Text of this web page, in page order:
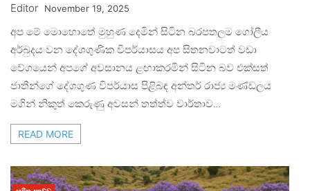
Editor November 19, 2025
අප මේ මොහොතේ මුහුණ දෙමින් සිටින බරපතලම ගෝලීය
අර්බුදය වන දේශගුණික විපර්යාසය අප සිතනවාටත් වඩා
වේගයෙන් අපගේ අවසානය ළඟාකරමින් සිටින බව එක්සත්
ජාතීන්ගේ දේශගුණ විපර්යාස පිළිබඳ අන්තර් රාජ්‍ය මණ්ඩලය
මගින් නිකුත් කෙරුණු අවසන් තත්ත්ව වාර්තාව…
READ MORE